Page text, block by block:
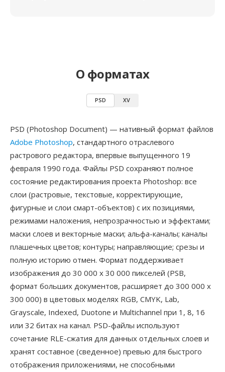
О форматах
PSD XV
PSD (Photoshop Document) — нативный формат файлов
Adobe Photoshop, стандартного отраслевого
растрового редактора, впервые выпущенного 19
февраля 1990 года. Файлы PSD сохраняют полное
состояние редактирования проекта Photoshop: все
слои (растровые, текстовые, корректирующие,
фигурные и слои смарт-объектов) с их позициями,
режимами наложения, непрозрачностью и эффектами;
маски слоев и векторные маски; альфа-каналы; каналы
плашечных цветов; контуры; направляющие; срезы и
полную историю отмен. Формат поддерживает
изображения до 30 000 x 30 000 пикселей (PSB,
формат больших документов, расширяет до 300 000 x
300 000) в цветовых моделях RGB, CMYK, Lab,
Grayscale, Indexed, Duotone и Multichannel при 1, 8, 16
или 32 битах на канал. PSD-файлы используют
сочетание RLE-сжатия для данных отдельных слоев и
хранят составное (сведенное) превью для быстрого
отображения приложениями, не способными